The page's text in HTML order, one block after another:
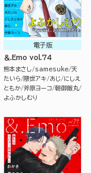
電子版
＆.Emo vol.74
熊本まさし samesuke 天
たいら
隈世アキ あじ
にしえ
ともか 斧原ヨーコ 朝御飯丸
よふかしむり